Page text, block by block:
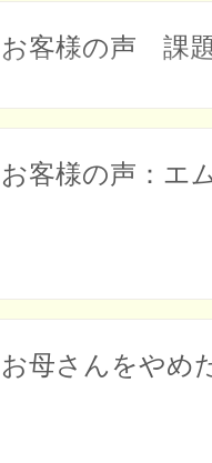
お客様の声 課
お客様の声：エ
お母さんをやめ